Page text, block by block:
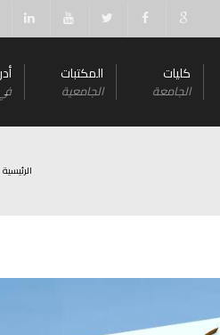
كليات
الجامعة
المكتبات
الجامعية
الرئيسية